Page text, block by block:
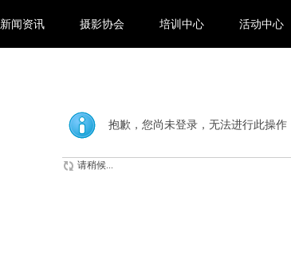
新闻资讯 摄影协会 培训中心 活动中心
抱歉，您尚未登录，无法进行此操作
请稍候...